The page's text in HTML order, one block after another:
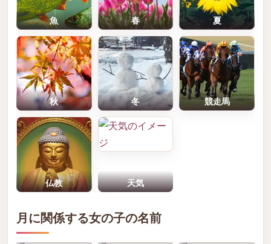
魚 春 夏
秋 冬 競走馬
仏教 天気
月に関係する女の子の名前